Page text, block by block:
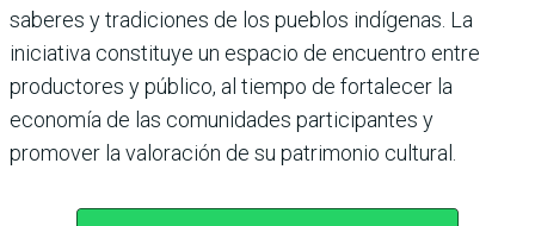
saberes y tradiciones de los pueblos indígenas. La
iniciativa constituye un espacio de encuentro entre
productores y público, al tiempo de fortalecer la
economía de las comunidades participantes y
promover la valoración de su patrimonio cultural.